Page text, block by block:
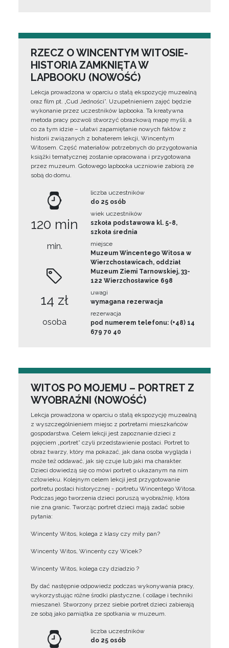
RZECZ O WINCENTYM WITOSIE-
HISTORIA ZAMKNIĘTA W
LAPBOOKU (NOWOŚĆ)
Lekcja prowadzona w oparciu o stałą ekspozycję muzealną
oraz film pt. „Cud Jedności”. Uzupełnieniem zajęć będzie
wykonanie przez uczestników lapbooka. Ta kreatywna
metoda pracy pozwoli stworzyć obrazkową mapę myśli, a
co za tym idzie – ułatwi zapamiętanie nowych faktów z
historii związanych z bohaterem lekcji, Wincentym
Witosem. Część materiałów potrzebnych do przygotowania
książki tematycznej zostanie opracowana i przygotowana
przez muzeum. Gotowego lapbooka uczniowie zabiorą ze
sobą do domu.
120 min
min.
14 zł
osoba
liczba uczestników
do 25 osób
wiek uczestników
szkoła podstawowa kl. 5-8,
szkoła średnia
miejsce
Muzeum Wincentego Witosa w
Wierzchosławicach, oddział
Muzeum Ziemi Tarnowskiej, 33-
122 Wierzchosławice 698
uwagi
wymagana rezerwacja
rezerwacja
pod numerem telefonu: (+48) 14
679 70 40
WITOS PO MOJEMU – PORTRET Z
WYOBRAŹNI (NOWOŚĆ)
Lekcja prowadzona w oparciu o stałą ekspozycję muzealną
z wyszczególnieniem miejsc z portretami mieszkańców
gospodarstwa. Celem lekcji jest zapoznanie dzieci z
pojęciem „portret” czyli przedstawienie postaci. Portret to
obraz twarzy, który ma pokazać, jak dana osoba wygląda i
może też oddawać, jak się czuje lub jaki ma charakter.
Dzieci dowiedzą się co mówi portret o ukazanym na nim
człowieku. Kolejnym celem lekcji jest przygotowanie
portretu postaci historycznej - portretu Wincentego Witosa.
Podczas jego tworzenia dzieci poruszą wyobraźnię, która
nie zna granic. Tworząc portret dzieci mają zadać sobie
pytania:
Wincenty Witos, kolega z klasy czy miły pan?
Wincenty Witos, Wincenty czy Wicek?
Wincenty Witos, kolega czy dziadzio ?
By dać następnie odpowiedz podczas wykonywania pracy,
wykorzystując różne środki plastyczne, ( collage i techniki
mieszane). Stworzony przez siebie portret dzieci zabierają
ze sobą jako pamiątka ze spotkania w muzeum.
liczba uczestników
do 25 osób